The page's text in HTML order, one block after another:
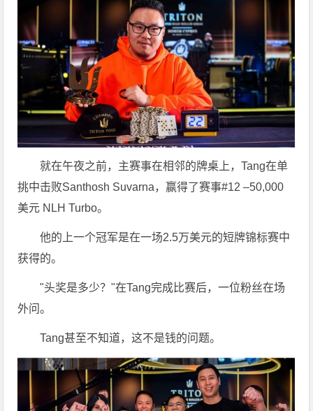
就在午夜之前，主赛事在相邻的牌桌上，Tang在单
挑中击败Santhosh Suvarna，赢得了赛事#12 –50,000
美元 NLH Turbo。
他的上一个冠军是在一场2.5万美元的短牌锦标赛中
获得的。
"头奖是多少？"在Tang完成比赛后，一位粉丝在场
外问。
Tang甚至不知道，这不是钱的问题。